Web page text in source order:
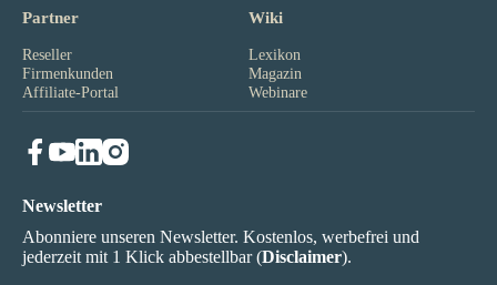
Partner
Reseller
Firmenkunden
Affiliate-Portal
Wiki
Lexikon
Magazin
Webinare
Newsletter
Abonniere unseren Newsletter. Kostenlos, werbefrei und
jederzeit mit 1 Klick abbestellbar (Disclaimer).